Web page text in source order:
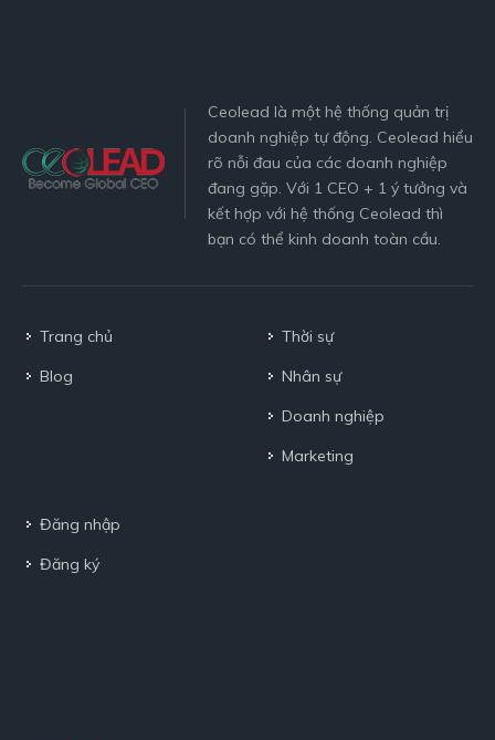
Ceolead là một hệ thống quản trị
doanh nghiệp tự động. Ceolead hiểu
rõ nỗi đau của các doanh nghiệp
đang gặp. Với 1 CEO + 1 ý tưởng và
kết hợp với hệ thống Ceolead thì
bạn có thể kinh doanh toàn cầu.
Trang chủ
Blog
Thời sự
Nhân sự
Doanh nghiệp
Marketing
Đăng nhập
Đăng ký